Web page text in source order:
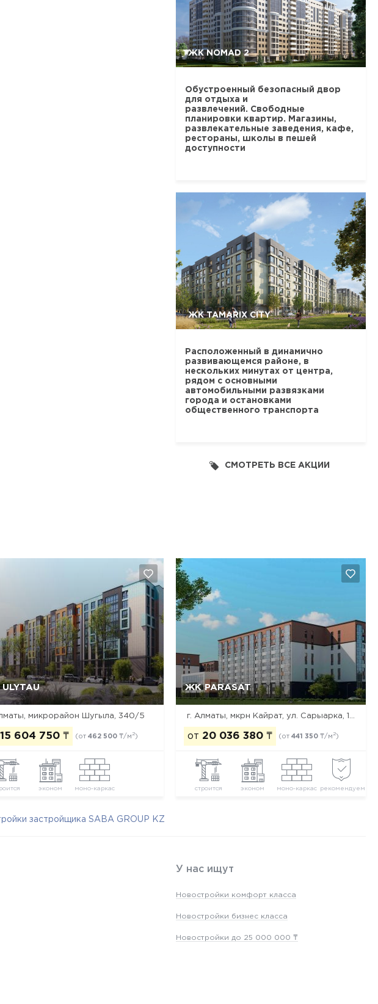
ЖК NOMAD 2
Обустроенный безопасный двор
для отдыха и
развлечений. Свободные
планировки квартир. Магазины,
развлекательные заведения, кафе,
рестораны, школы в пешей
доступности
ЖК TAMARIX CITY
Расположенный в динамично
развивающемся районе, в
нескольких минутах от центра,
рядом с основными
автомобильными развязками
города и остановками
общественного транспорта
СМОТРЕТЬ ВСЕ АКЦИИ
микрорайон Шугыла, 340/5
15 604 750 ₸ (от 462 500 ₸/м2)
эконом моно-каркас
Да, удалить ЖК PARASAT
от 20 036 380 ₸ (от 441 350 ₸/м2)
строится эконом моно-каркас рекомендуем
Да, удалить Отмена
застройщика SABA GROUP KZ
У нас ищут
Новостройки комфорт класса
Новостройки бизнес класса
Новостройки до 25 000 000 ₸